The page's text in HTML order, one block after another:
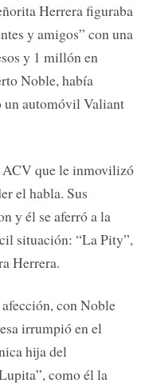
Herrera figuraba
y amigos” con una
y 1 millón en
Noble, había
un automóvil Valiant
ACV que le inmovilizó
el habla. Sus
y él se aferró a la
situación: “La Pity”,
Herrera.
con Noble
irrumpió en el
hija del
como él la